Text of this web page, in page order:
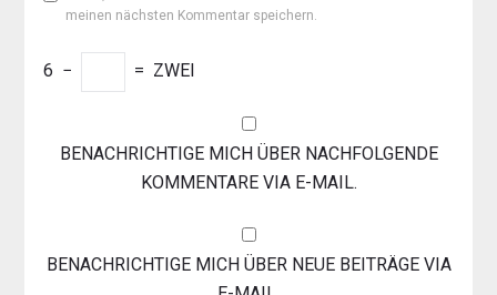
meinen nächsten Kommentar speichern.
6 − = ZWEI
BENACHRICHTIGE MICH ÜBER NACHFOLGENDE
KOMMENTARE VIA E-MAIL.
BENACHRICHTIGE MICH ÜBER NEUE BEITRÄGE VIA